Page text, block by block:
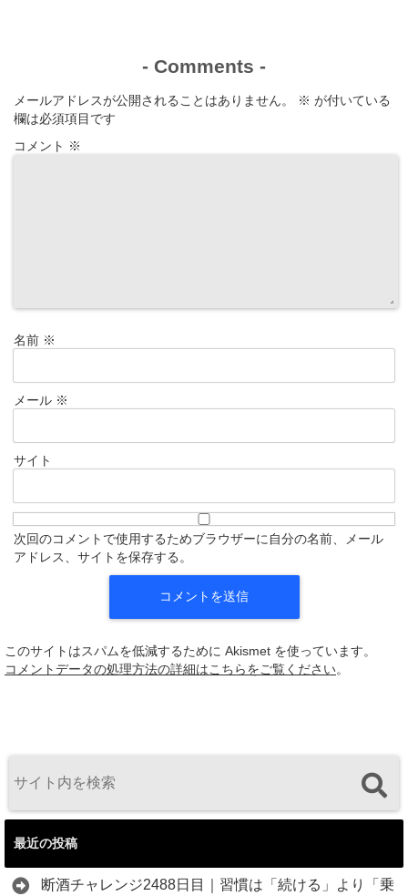
- Comments -
メールアドレスが公開されることはありません。 ※ が付いている
欄は必須項目です
コメント ※
名前 ※
メール ※
サイト
次回のコメントで使用するためブラウザーに自分の名前、メール
アドレス、サイトを保存する。
このサイトはスパムを低減するために Akismet を使っています。
コメントデータの処理方法の詳細はこちらをご覧ください。
最近の投稿
断酒チャレンジ2488日目｜習慣は「続ける」より「乗